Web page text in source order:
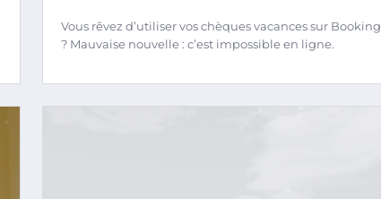
Vous rêvez d’utiliser vos chèques vacances sur Booking
? Mauvaise nouvelle : c’est impossible en ligne.